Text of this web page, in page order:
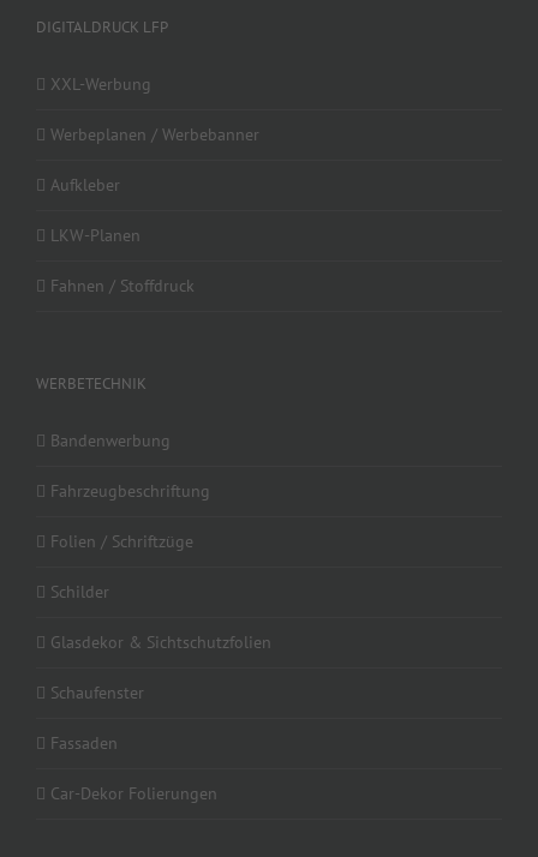
DIGITALDRUCK LFP
XXL-Werbung
Werbeplanen / Werbebanner
Aufkleber
LKW-Planen
Fahnen / Stoffdruck
WERBETECHNIK
Bandenwerbung
Fahrzeugbeschriftung
Folien / Schriftzüge
Schilder
Glasdekor & Sichtschutzfolien
Schaufenster
Fassaden
Car-Dekor Folierungen